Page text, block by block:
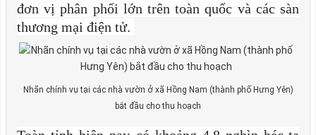
đơn vị phân phối lớn trên toàn quốc và các sàn
thương mại điện tử.
Nhãn chính vụ tại các nhà vườn ở xã Hồng Nam (thành phố Hưng Yên)
bắt đầu cho thu hoạch